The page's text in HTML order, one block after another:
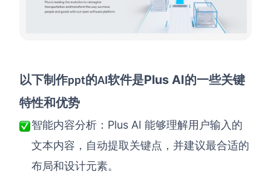
以下制作ppt的AI 软件是Plus AI的一些关键
特性和优势
智能内容分析 ： Plus AI 能够理解用户输入的
文本内容，自动提取关键点，并建议最合适的
布局和设计元素。